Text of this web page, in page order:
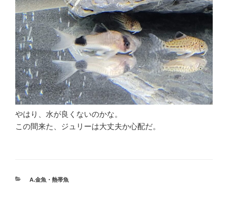
やはり、水が良くないのかな。
この間来た、ジュリーは大丈夫か心配だ。
カ
A.金魚・熱帯魚